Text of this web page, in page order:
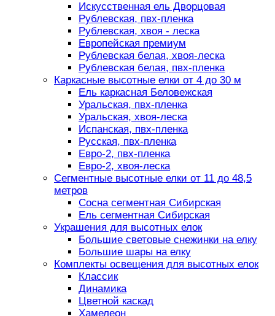
Искусственная ель Дворцовая
Рублевская, пвх-пленка
Рублевская, хвоя - леска
Европейская премиум
Рублевская белая, хвоя-леска
Рублевская белая, пвх-пленка
Каркасные высотные елки от 4 до 30 м
Ель каркасная Беловежская
Уральская, пвх-пленка
Уральская, хвоя-леска
Испанская, пвх-пленка
Русская, пвх-пленка
Евро-2, пвх-пленка
Евро-2, хвоя-леска
Сегментные высотные елки от 11 до 48,5
метров
Сосна сегментная Сибирская
Ель сегментная Сибирская
Украшения для высотных елок
Большие световые снежинки на елку
Большие шары на елку
Комплекты освещения для высотных елок
Классик
Динамика
Цветной каскад
Хамелеон